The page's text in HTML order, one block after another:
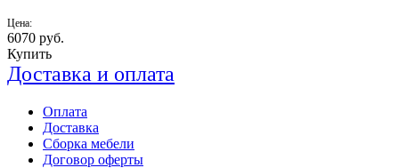
Цена:
6070 руб.
Купить
Доставка и оплата
Оплата
Доставка
Сборка мебели
Договор оферты